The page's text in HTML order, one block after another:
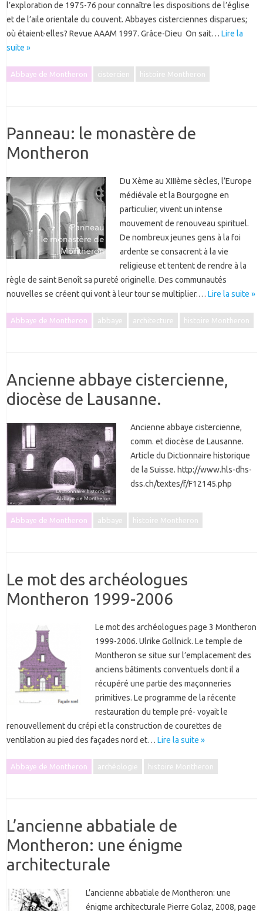
l’exploration de 1975-76 pour connaître les dispositions de l’église
et de l’aile orientale du couvent. Abbayes cisterciennes disparues;
où étaient-elles? Revue AAAM 1997. Grâce-Dieu On sait… Lire la
suite »
Abbaye de Montheron cistercien histoire Montheron
Panneau: le monastère de
Montheron
Du Xème au XIIIème sècles, l’Europe
médiévale et la Bourgogne en
particulier, vivent un intense
mouvement de renouveau spirituel.
De nombreux jeunes gens à la foi
ardente se consacrent à la vie
religieuse et tentent de rendre à la
règle de saint Benoît sa pureté originelle. Des communautés
nouvelles se créent qui vont à leur tour se multiplier.… Lire la suite »
Abbaye de Montheron abbaye architecture histoire Montheron
Ancienne abbaye cistercienne,
diocèse de Lausanne.
Ancienne abbaye cistercienne,
comm. et diocèse de Lausanne.
Article du Dictionnaire historique
de la Suisse. http://www.hls-dhs-
dss.ch/textes/f/F12145.php
Abbaye de Montheron abbaye histoire Montheron
Le mot des archéologues
Montheron 1999-2006
Le mot des archéologues page 3 Montheron
1999-2006. Ulrike Gollnick. Le temple de
Montheron se situe sur l’emplacement des
anciens bâtiments conventuels dont il a
récupéré une partie des maçonneries
primitives. Le programme de la récente
restauration du temple pré- voyait le
renouvellement du crépi et la construction de courettes de
ventilation au pied des façades nord et… Lire la suite »
Abbaye de Montheron archéologie histoire Montheron
L’ancienne abbatiale de
Montheron: une énigme
architecturale
L’ancienne abbatiale de Montheron: une
énigme architecturale Pierre Golaz, 2008, page